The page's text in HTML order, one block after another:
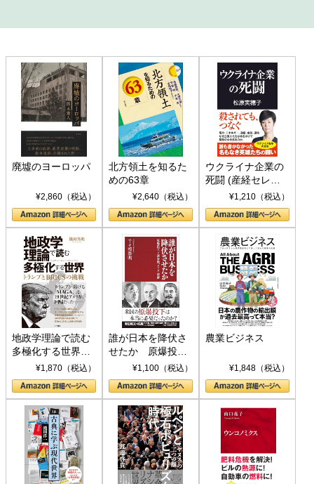
廃墟のヨーロッパ
¥2,860（税込）
北方領土を知るた
めの63章
¥2,640（税込）
ウクライナ企業の
死闘 (産経セレク
ト S 039)¥1,210（税込）
地政学理論で読む
多極化する世界：
トランプとBRICS
の挑戦
¥1,870（税込）
誰が日本を降伏さ
せたか 原爆投
下、ソ連参戦、そ
して聖断 (PHP新
書)
¥1,100（税込）
農業ビジネス
¥1,848（税込）